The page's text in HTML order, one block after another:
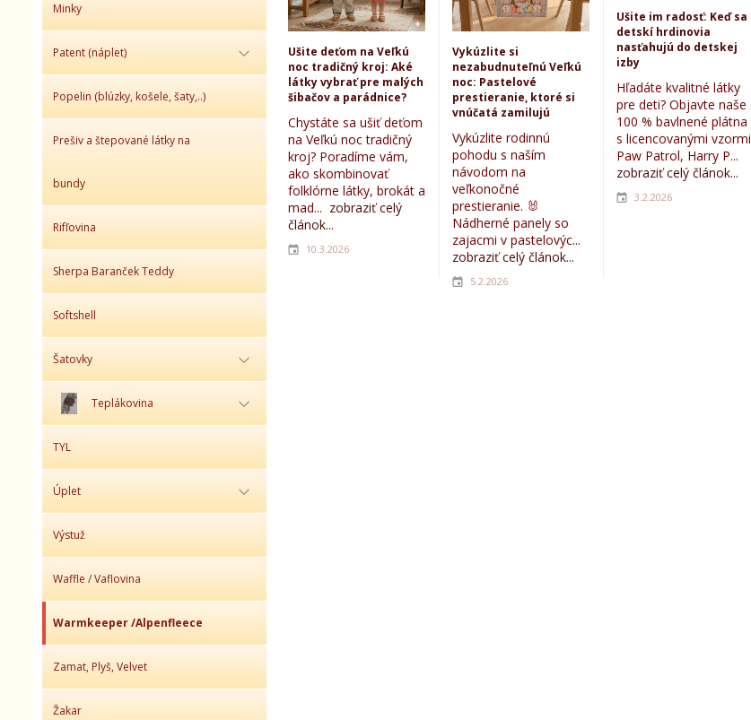
Minky
Patent (náplet)
Popelin (blúzky, košele, šaty,..)
Prešiv a štepované látky na
bundy
Rifľovina
Sherpa Baranček Teddy
Softshell
Šatovky
Teplákovina
TYL
Úplet
Výstuž
Waffle / Vaflovina
Warmkeeper /Alpenfleece
Zamat, Plyš, Velvet
Žakar
Ušite deťom na Veľkú
noc tradičný kroj: Aké
látky vybrať pre malých
šibačov a parádnice?
Chystáte sa ušiť deťom
na Veľkú noc tradičný
kroj? Poradíme vám,
ako skombinovať
folklórne látky, brokát a
mad... zobraziť celý
článok...
10.3.2026
Vykúzlite si
nezabudnuteľnú Veľkú
noc: Pastelové
prestieranie, ktoré si
vnúčatá zamilujú
Vykúzlite rodinnú
pohodu s naším
návodom na
veľkonočné
prestieranie. 🐰
Nádherné panely so
zajacmi v pastelovýc...
zobraziť celý článok...
5.2.2026
Ušite im radosť: Keď sa
detskí hrdinovia
nasťahujú do detskej
izby
Hľadáte kvalitné látky
pre deti? Objavte naše
100 % bavlnené plátna
s licencovanými vzormi
Paw Patrol, Harry P...
zobraziť celý článok...
3.2.2026